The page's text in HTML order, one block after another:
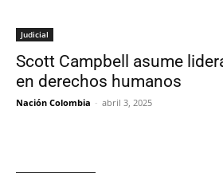
Judicial
Scott Campbell asume
en derechos humanos
Nación Colombia - abril 3, 2025